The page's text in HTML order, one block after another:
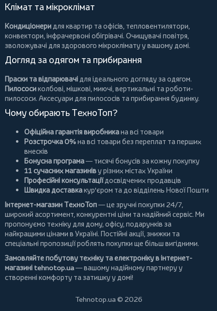
Клімат та мікроклімат
Кондиціонери для квартир та офісів, тепловентилятори,
конвектори, інфрачервоні обігрівачі. Очищувачі повітря,
зволожувачі для здорового мікроклімату у вашому домі.
Догляд за одягом та прибирання
Праски та відпарювачі для ідеального догляду за одягом.
Пилососиколбові, мішкові, миючі, вертикальні тароботи-
пилососи. Аксесуари для пилососів та прибирання будинку.
Чому обирають ТехноТоп?
Офіційна гарантія виробникана всі товари
Розстрочка 0%на всі товари без переплат та перших
внесків
Бонусна програма— тисячі бонусів за кожну покупку
11 сучасних магазиніву різних містах України
Професійні консультаціїдосвідчених продавців
Швидка доставкакур'єром та до відділень Нової Пошти
Інтернет-магазин ТехноТоп— це зручні покупки 24/7,
широкий асортимент, конкурентні ціни та надійний сервіс. Ми
пропонуємо техніку для дому, офісу, подарунків за
найкращими цінами в Україні. Постійні акції, знижки та
спеціальні пропозиції роблять покупки ще більш вигідними.
Замовляйте побутову техніку та електроніку в інтернет-
магазині tehnotop.ua— вашому надійному партнеру у
створенні комфорту та затишку у домі!
Tehnotop.ua © 2026